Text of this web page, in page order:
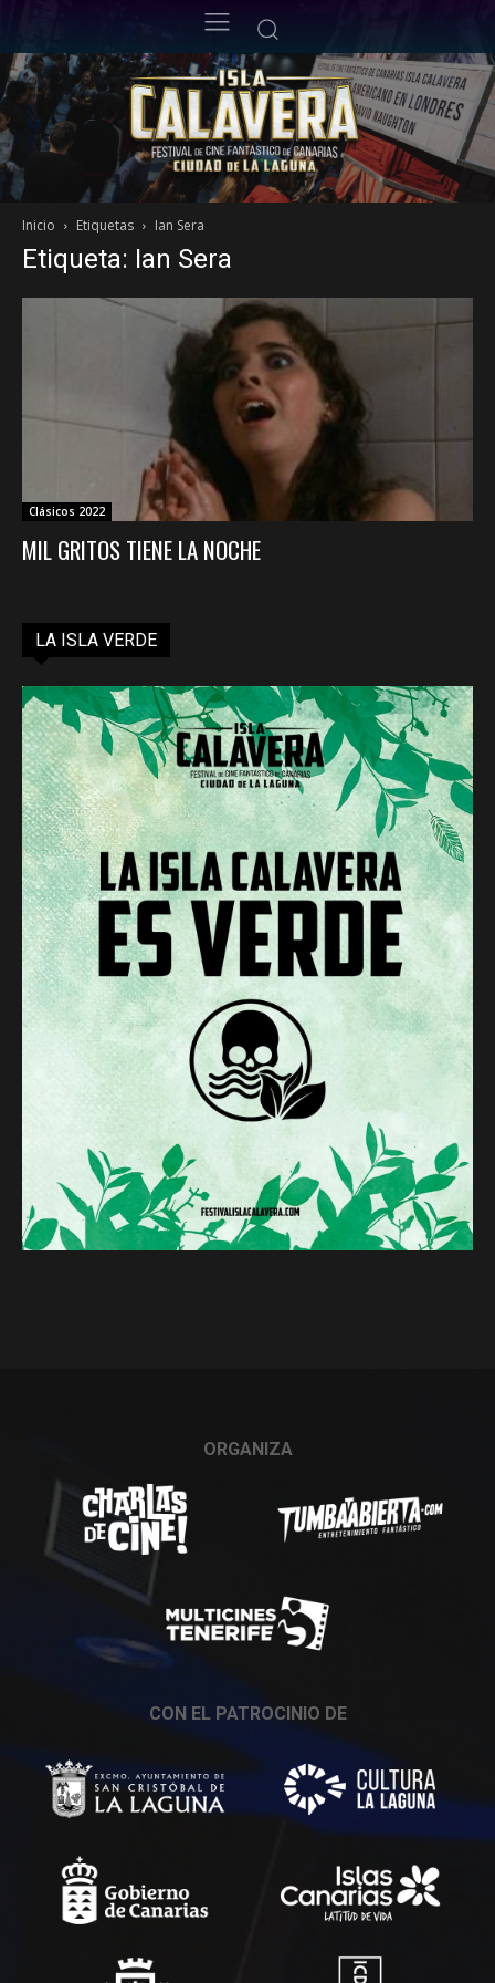
Inicio Etiquetas Ian Sera
Etiqueta: Ian Sera
Clásicos 2022
MIL GRITOS TIENE LA NOCHE
LA ISLA VERDE
ORGANIZA
CON EL PATROCINIO DE